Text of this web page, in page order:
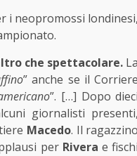
i neopromossi londinesi,
che spettacolare. La
” anche se il Corriere
”. […] Dopo dieci
giornalisti presenti,
Macedo. Il ragazzino
per Rivera e fischi